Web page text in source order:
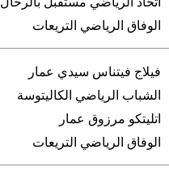
الوفاق الرياضي التريعات
فيلاج فيتناس سيدي عمار
الشباب الرياضي الكاليتوسة
اتليتكو مرزوق عمار
الوفاق الرياضي التريعات